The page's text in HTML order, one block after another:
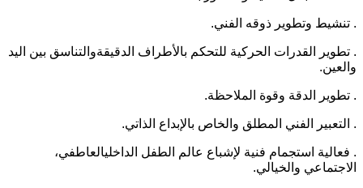
. تنشيط وتطوير ذوقه الفني.
. تطوير القدرات الحركية للتحكم بالأطراف الدقيقةوالتناسق بين اليد
والعين.
. تطوير الدقة وقوة الملاحظة.
. التعبير الفني المطلق والخاص بالإبداع الذاتي.
. فعالية استجمام فنية لإشباع عالم الطفل الداخليالعاطفي،
الاجتماعي والخيالي.